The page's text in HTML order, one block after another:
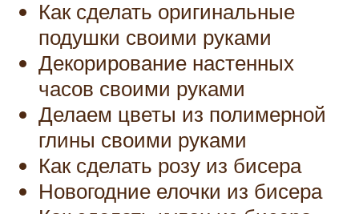
Как сделать оригинальные
подушки своими руками
Декорирование настенных
часов своими руками
Делаем цветы из полимерной
глины своими руками
Как сделать розу из бисера
Новогодние елочки из бисера